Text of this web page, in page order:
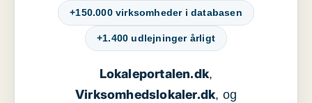
+150.000 virksomheder i databasen
+1.400 udlejninger årligt
Lokaleportalen.dk,
Virksomhedslokaler.dk, og